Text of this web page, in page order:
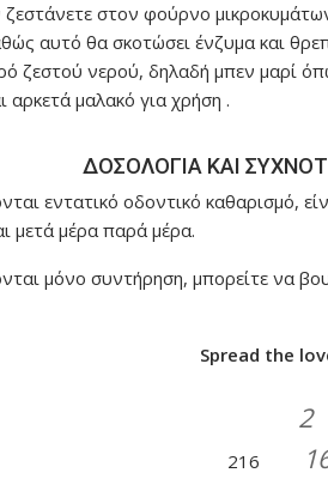
στον φούρνο
αυτό θα σκοτώσει ένζυμα και
ζεστού νερού, δηλαδή μπεν μαρί
αρκετά μαλακό για χρήση .
ΔΟΣΟΛΟΓΙΑ ΚΑΙ
εντατικό οδοντικό καθαρισμό,
μετά μέρα παρά μέρα.
μόνο συντήρηση, μπορείτε να
Spread the
216
2